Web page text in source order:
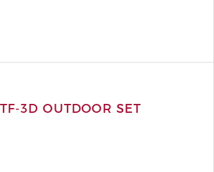
3D OUTDOOR SET